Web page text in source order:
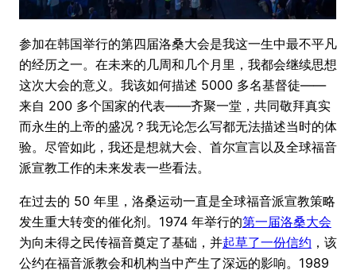
参加在韩国举行的第四届洛桑大会是我这一生中最不平凡
的经历之一。在未来的几周和几个月里，我都会继续思想
这次大会的意义。我该如何描述 5000 多名基督徒——
来自 200 多个国家的代表——齐聚一堂，共同敬拜真实
而永生的上帝的盛况？我无论怎么写都无法描述当时的体
验。尽管如此，我还是想就大会、首尔宣言以及全球福音
派宣教工作的未来发表一些看法。
在过去的 50 年里，洛桑运动一直是全球福音派宣教策略
发生重大转变的催化剂。1974 年举行的第一届洛桑大会
为向未得之民传福音奠定了基础，并起草了一份信约 ，该
公约在福音派教会和机构当中产生了深远的影响。1989